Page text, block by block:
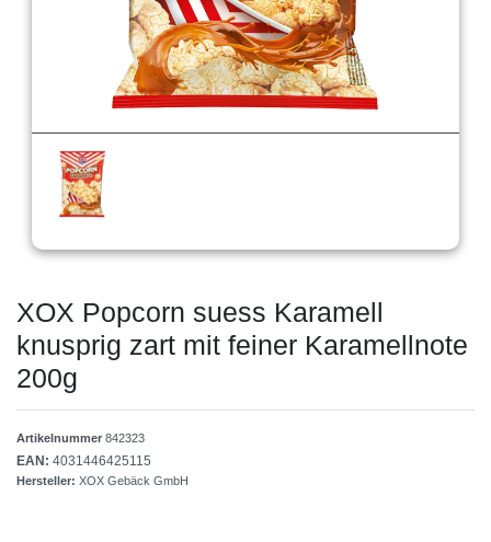
XOX Popcorn suess Karamell
knusprig zart mit feiner Karamellnote
200g
Artikelnummer 842323
EAN: 4031446425115
Hersteller: XOX Gebäck GmbH